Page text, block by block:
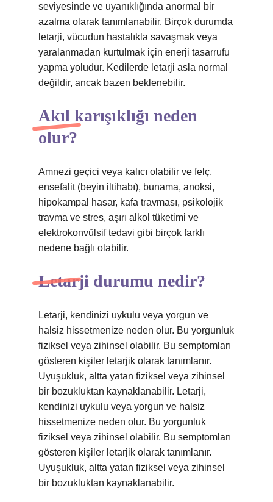
seviyesinde ve uyanıklığında anormal bir
azalma olarak tanımlanabilir. Birçok durumda
letarji, vücudun hastalıkla savaşmak veya
yaralanmadan kurtulmak için enerji tasarrufu
yapma yoludur. Kedilerde letarji asla normal
değildir, ancak bazen beklenebilir.
Akıl karışıklığı neden
olur?
Amnezi geçici veya kalıcı olabilir ve felç,
ensefalit (beyin iltihabı), bunama, anoksi,
hipokampal hasar, kafa travması, psikolojik
travma ve stres, aşırı alkol tüketimi ve
elektrokonvülsif tedavi gibi birçok farklı
nedene bağlı olabilir.
Letarji durumu nedir?
Letarji, kendinizi uykulu veya yorgun ve
halsiz hissetmenize neden olur. Bu yorgunluk
fiziksel veya zihinsel olabilir. Bu semptomları
gösteren kişiler letarjik olarak tanımlanır.
Uyuşukluk, altta yatan fiziksel veya zihinsel
bir bozukluktan kaynaklanabilir. Letarji,
kendinizi uykulu veya yorgun ve halsiz
hissetmenize neden olur. Bu yorgunluk
fiziksel veya zihinsel olabilir. Bu semptomları
gösteren kişiler letarjik olarak tanımlanır.
Uyuşukluk, altta yatan fiziksel veya zihinsel
bir bozukluktan kaynaklanabilir.